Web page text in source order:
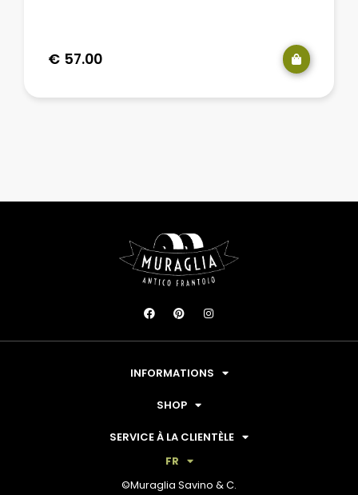
€ 57.00
INFORMATIONS
SHOP
SERVICE À LA CLIENTÈLE
FR
©Muraglia Savino & C.